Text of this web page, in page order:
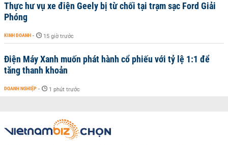
Thực hư vụ xe điện Geely bị từ chối tại trạm sạc Ford Giải
Phóng
KINH DOANH - 15 giờ trước
Điện Máy Xanh muốn phát hành cổ phiếu với tỷ lệ 1:1 để
tăng thanh khoản
DOANH NGHIỆP - 1 phút trước